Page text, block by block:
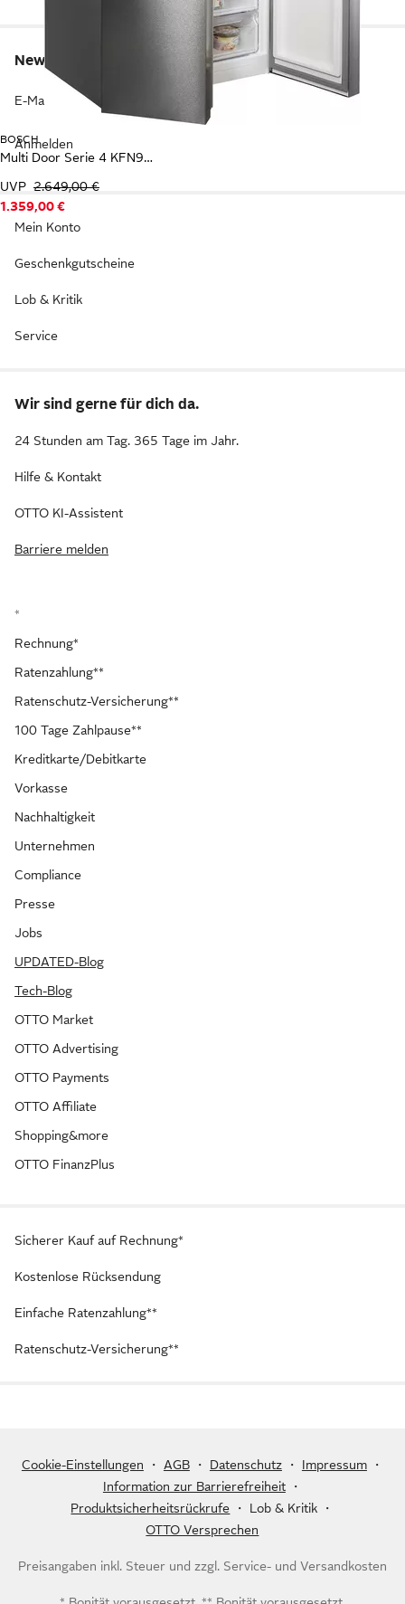
BOSCH
Multi Door Serie 4 KFN96VPEA
UVP 2.649,00 €
1.359,00 €
Newsletter anmelden & Vorteile sichern
E-Mail-Adresse
Anmelden
Mein Konto
Geschenkgutscheine
Lob & Kritik
Service
Wir sind gerne für dich da.
24 Stunden am Tag. 365 Tage im Jahr.
Hilfe & Kontakt
OTTO KI-Assistent
Barriere melden
*
Rechnung*
Ratenzahlung**
Ratenschutz-Versicherung**
100 Tage Zahlpause**
Kreditkarte/Debitkarte
Vorkasse
Nachhaltigkeit
Unternehmen
Compliance
Presse
Jobs
UPDATED-Blog
Tech-Blog
OTTO Market
OTTO Advertising
OTTO Payments
OTTO Affiliate
Shopping&more
OTTO FinanzPlus
Sicherer Kauf auf Rechnung*
Kostenlose Rücksendung
Einfache Ratenzahlung**
Ratenschutz-Versicherung**
Cookie-Einstellungen ・ AGB ・ Datenschutz ・ Impressum
・
Information zur Barrierefreiheit
・
Produktsicherheitsrückrufe
・ Lob & Kritik
・
OTTO Versprechen
Preisangaben inkl. Steuer und zzgl. Service- und Versandkosten